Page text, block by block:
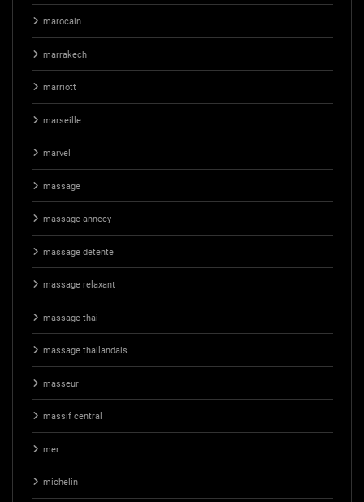
marocain
marrakech
marriott
marseille
marvel
massage
massage annecy
massage detente
massage relaxant
massage thai
massage thailandais
masseur
massif central
mer
michelin